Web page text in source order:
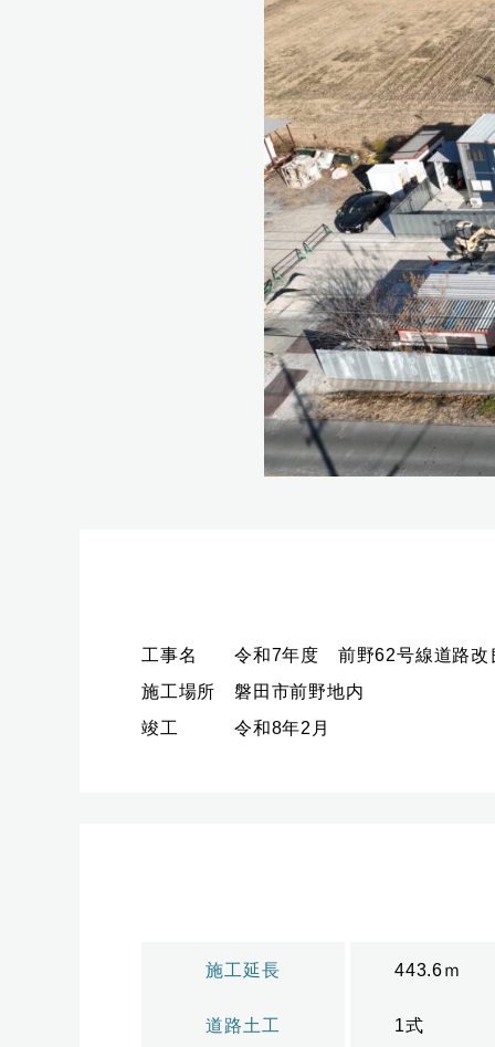
工事名 令和7年度 前野62号線道路改
施工場所 磐田市前野地内
竣工 令和8年2月
施工延長 443.6ｍ
道路土工 1式